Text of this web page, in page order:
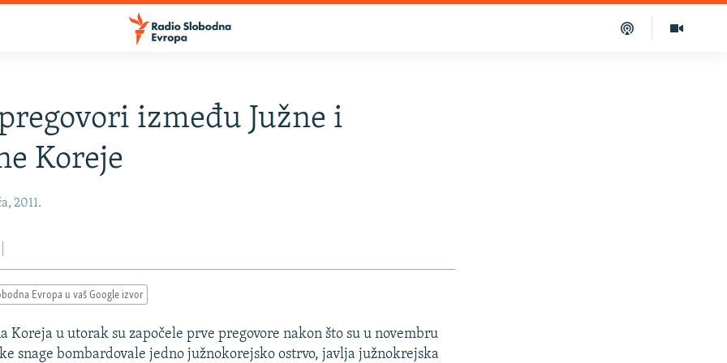
između Južne i
Koreje
2011.
Evropa u vaš Google izvor
Koreja u utorak su započele prve pregovore nakon što su u novembru
snage bombardovale jedno južnokorejsko ostrvo, javlja južnokrejska